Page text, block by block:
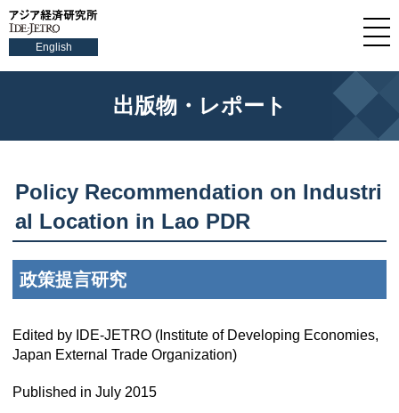
English
出版物・レポート
Policy Recommendation on Industri
al Location in Lao PDR
政策提言研究
Edited by IDE-JETRO (Institute of Developing Economies,
Japan External Trade Organization)
Published in July 2015